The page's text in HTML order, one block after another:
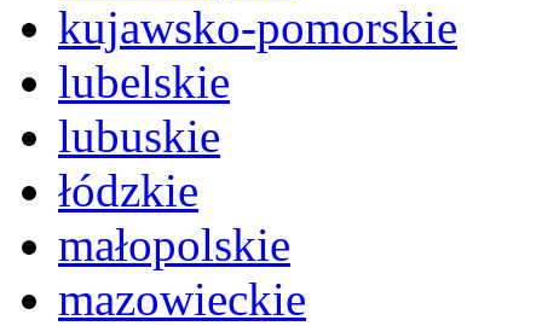
kujawsko-pomorskie
lubelskie
lubuskie
łódzkie
małopolskie
mazowieckie